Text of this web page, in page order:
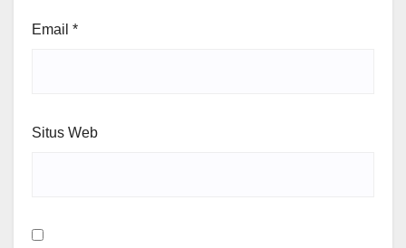
Email *
Situs Web